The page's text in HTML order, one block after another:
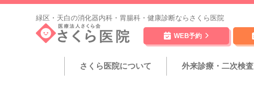
緑区・天白の消化器内科・胃腸科・健康診断ならさくら医院
WEB予約
さくら医院について 外来診療・二次検査